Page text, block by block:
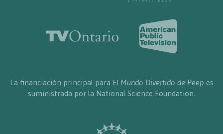
La financiación principal para El Mundo Divertido de Peep es
suministrada por la National Science Foundation.